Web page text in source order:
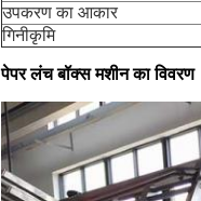
उपकरण का आकार
गिनीकृमि
पेपर लंच बॉक्स मशीन का विवरण